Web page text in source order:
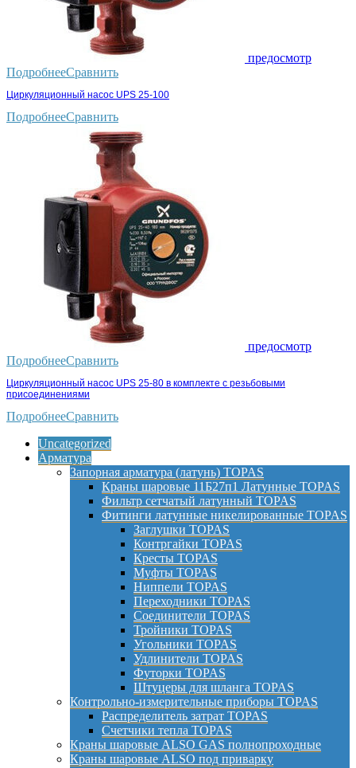
предосмотр
ПодробнееСравнить
Циркуляционный насос UPS 25-100
ПодробнееСравнить
предосмотр
ПодробнееСравнить
Циркуляционный насос UPS 25-80 в комплекте с резьбовыми
присоединениями
ПодробнееСравнить
Uncategorized
Арматура
Запорная арматура (латунь) TOPAS
Краны шаровые 11Б27п1 Латунные TOPAS
Фильтр сетчатый латунный TOPAS
Фитинги латунные никелированные TOPAS
Заглушки TOPAS
Контргайки TOPAS
Кресты TOPAS
Муфты TOPAS
Ниппели TOPAS
Переходники TOPAS
Соединители TOPAS
Тройники TOPAS
Угольники TOPAS
Удлинители TOPAS
Футорки TOPAS
Штуцеры для шланга TOPAS
Контрольно-измерительные приборы TOPAS
Распределитель затрат TOPAS
Счетчики тепла TOPAS
Краны шаровые ALSO GAS полнопроходные
Краны шаровые ALSO под приварку